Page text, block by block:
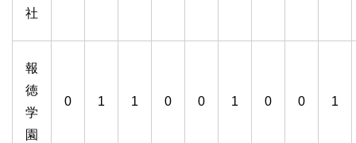
社
報
徳
学
園
0 1 1 0 0 1 0 0 1